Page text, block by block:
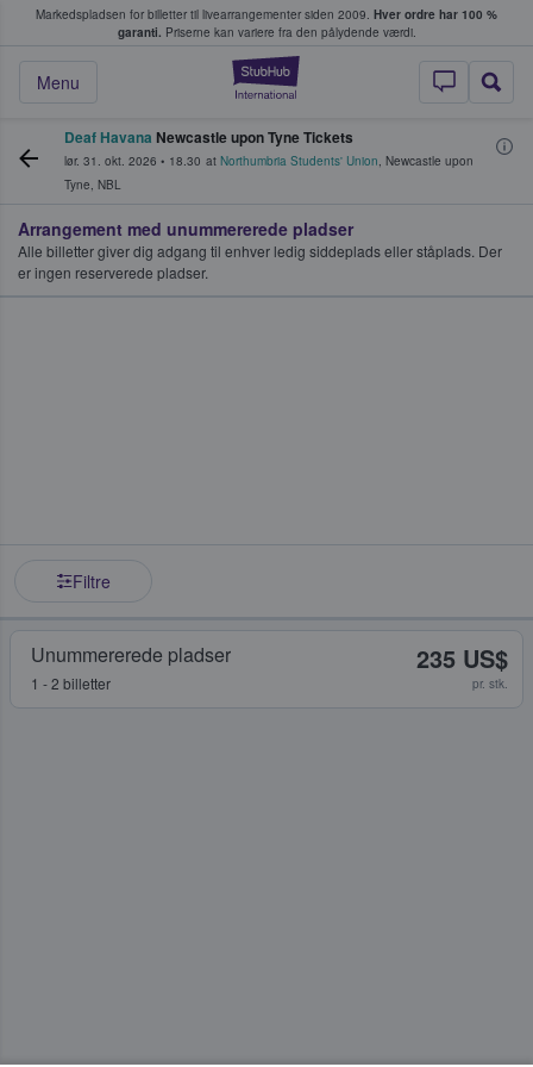
Markedspladsen for billetter til livearrangementer siden 2009. Hver ordre har 100 %
garanti. Priserne kan variere fra den pålydende værdi.
StubHub - Hvor
Menu
køber og sælger billetter
Deaf Havana Newcastle upon Tyne Tickets
lør. 31. okt. 2026 • 18.30 at Northumbria Students' Union, Newcastle upon
Tyne, NBL
Arrangement med unummererede pladser
Alle billetter giver dig adgang til enhver ledig siddeplads eller ståplads. Der
er ingen reserverede pladser.
Filtre
Unummererede pladser
1 - 2 billetter
235 US$
pr. stk.